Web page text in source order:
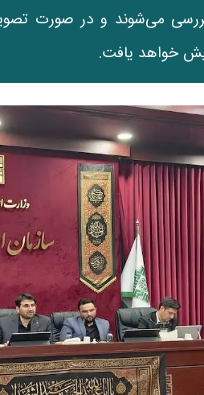
می‌شوند و در صورت
خواهد یافت.